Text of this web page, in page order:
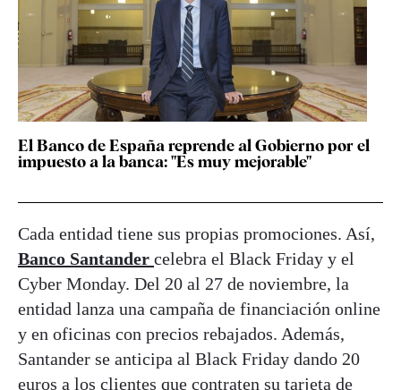
El Banco de España reprende al Gobierno por el
impuesto a la banca: "Es muy mejorable"
Cada entidad tiene sus propias promociones. Así,
Banco Santander celebra el Black Friday y el
Cyber Monday. Del 20 al 27 de noviembre, la
entidad lanza una campaña de financiación online
y en oficinas con precios rebajados. Además,
Santander se anticipa al Black Friday dando 20
euros a los clientes que contraten su tarjeta de